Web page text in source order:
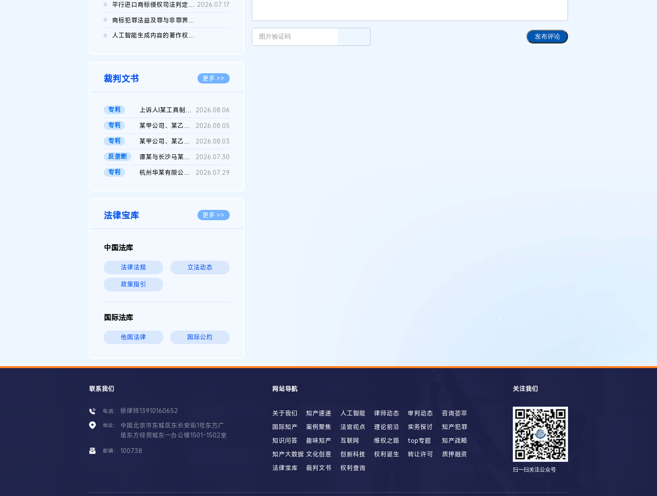
平行进口商标侵权司法判定规则的困境与纾解 2026.07.17
商标犯罪法益及罪与非罪界限研究
人工智能生成内容的著作权司法认定：演进逻辑、现实困境与规则建...
裁判文书 更多 >>
专利 上诉人I某工具制品有限公司与被上诉人程某及一审被告中华人民共和...
2026.08.06
专利
某甲公司、某乙公司、某丙公司申请诉前行为保全复议裁定书
2026.08.05
专利
某甲公司、某乙公司、官某与某丙公司专利申请权权属纠纷 二审判决...
2026.08.03
反垄断
谭某与长沙马某堆农产品股份有限公司滥用市场支配地位纠纷二审裁...
2026.07.30
专利
杭州华某有限公司与菲某有限公司侵害发明专利权纠纷 2026.07.29
法律宝库 更多 >>
中国法库
法律法规 立法动态
政策指引
国际法库
他国法律 国际公约
发布评论
联系我们
电话： 徐律师13910160652
地址：
中国北京市东城区东长安街1号东方广
场东方经贸城东一办公楼1501-1502室
邮编： 100738
网站导航
关于我们 知产速递 人工智能 律师动态 审判动态
咨询荟萃
国际知产
案例聚焦 法官视点 理论前沿 实务探讨
知产犯罪
知识问答
趣味知产 互联网 维权之路 top专题
知产战略
知产大数据 文化创意 创新科技 权利诞生 转让许可
质押融资
法律宝库
裁判文书 权利查询
关注我们
扫一扫关注公众号